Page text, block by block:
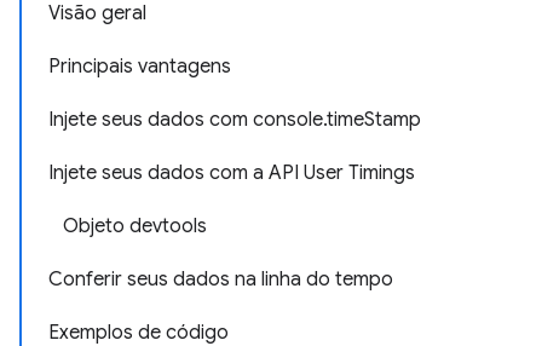
Visão geral
Principais vantagens
Injete seus dados com console.timeStamp
Injete seus dados com a API User Timings
Objeto devtools
Conferir seus dados na linha do tempo
Exemplos de código